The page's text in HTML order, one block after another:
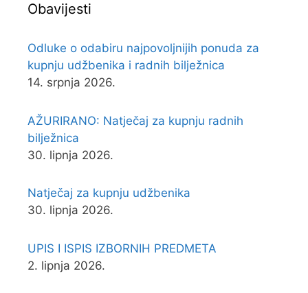
Obavijesti
Odluke o odabiru najpovoljnijih ponuda za
kupnju udžbenika i radnih bilježnica
14. srpnja 2026.
AŽURIRANO: Natječaj za kupnju radnih
bilježnica
30. lipnja 2026.
Natječaj za kupnju udžbenika
30. lipnja 2026.
UPIS I ISPIS IZBORNIH PREDMETA
2. lipnja 2026.